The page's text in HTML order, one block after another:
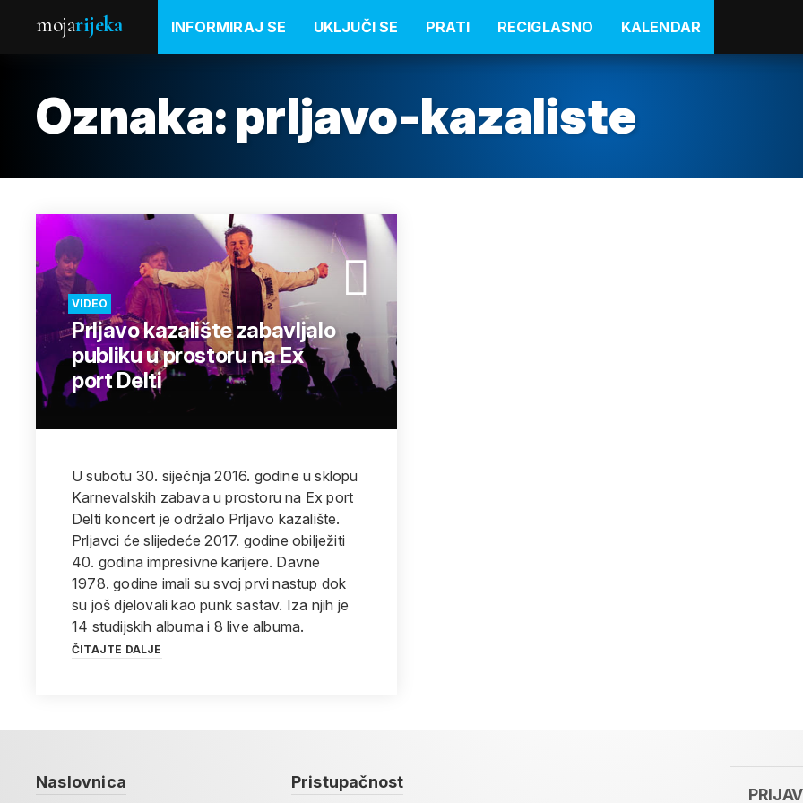
mojarijeka INFORMIRAJ SE UKLJUČI SE PRATI RECIGLASNO KALENDAR
Oznaka: prljavo-kazaliste
VIDEO
Prljavo kazalište zabavljalo
publiku u prostoru na Ex
port Delti
U subotu 30. siječnja 2016. godine u sklopu
Karnevalskih zabava u prostoru na Ex port
Delti koncert je održalo Prljavo kazalište.
Prljavci će slijedeće 2017. godine obilježiti
40. godina impresivne karijere. Davne
1978. godine imali su svoj prvi nastup dok
su još djelovali kao punk sastav. Iza njih je
14 studijskih albuma i 8 live albuma.
ČITAJTE DALJE
Naslovnica Pristupačnost